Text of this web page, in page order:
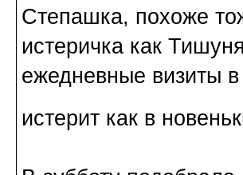
Степашка, похоже
истеричка как
ежедневные визиты
истерит как в